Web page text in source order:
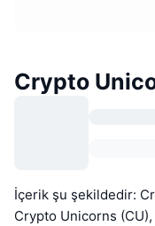
Crypto
İçerik şu şekildedir:
Crypto Unicorns